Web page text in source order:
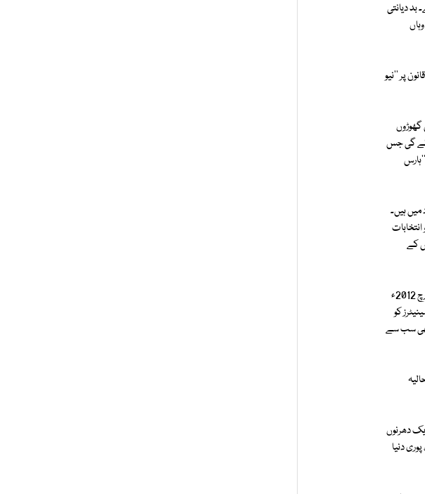
دیانتی
پر ''نیو
گھوڑوں
گی جس
ہیں۔
میں سینیٹ کے دو انتخابات
کے
وہ کسی حد تک اپنی کوشش میں کامیاب بھی ہوئے۔ تاریخ شاہد ہے کہ آصف زرداری نے فاٹا سے منتخب اپنے ایم این اے اخونزادہ چٹان کو مارچ 2012ء
کرنے سے اس لیے منع کر دیا تھا کیونکہ اس وقت الزام لگ رہا تھا کہ فاٹا کے 12 ممبران قومی اسمبلی 4 سینیٹرز کو
سب سے
دھرنوں
دنیا